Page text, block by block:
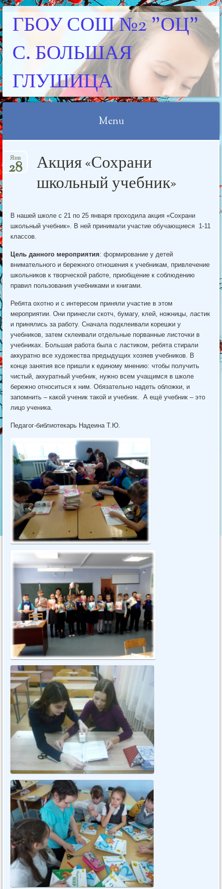
ГБОУ СОШ №2 "ОЦ"
С. БОЛЬШАЯ
ГЛУШИЦА
Menu
to
Акция «Сохрани
школьный учебник»
Янв
28
В нашей школе с 21 по 25 января проходила акция «Сохрани
школьный учебник». В ней принимали участие обучающиеся 1-11
классов.
Цель данного мероприятия: формирование у детей
внимательного и бережного отношения к учебникам, привлечение
школьников к творческой работе, приобщение к соблюдению
правил пользования учебниками и книгами.
Ребята охотно и с интересом приняли участие в этом
мероприятии. Они принесли скотч, бумагу, клей, ножницы, ластик
и принялись за работу. Сначала подклеивали корешки у
учебников, затем склеивали отдельные порванные листочки в
учебниках. Большая работа была с ластиком, ребята стирали
аккуратно все художества предыдущих хозяев учебников. В
конце занятия все пришли к единому мнению: чтобы получить
чистый, аккуратный учебник, нужно всем учащимся в школе
бережно относиться к ним. Обязательно надеть обложки, и
запомнить – какой ученик такой и учебник. А ещё учебник – это
лицо ученика.
Педагог-библиотекарь Надеина Т.Ю.